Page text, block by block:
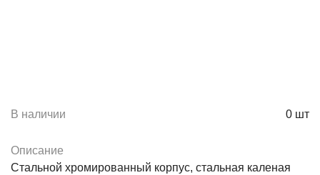
В наличии 0 шт
Описание
Стальной хромированный корпус, стальная каленая